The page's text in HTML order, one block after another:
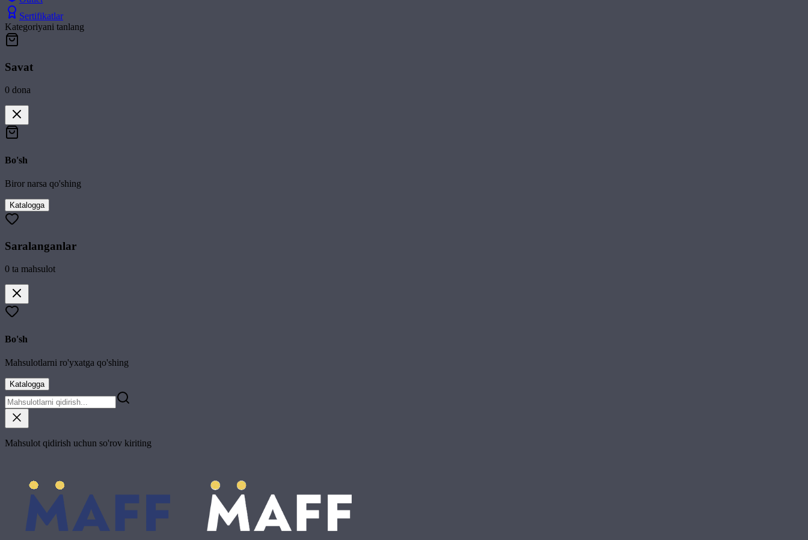
Sertifikatlar
Kategoriyani tanlang
Savat
0 dona
Bo'sh
Biror narsa qo'shing
Katalogga
Saralanganlar
0 ta mahsulot
Bo'sh
Mahsulotlarni ro'yxatga qo'shing
Katalogga
Mahsulot qidirish uchun so'rov kiriting